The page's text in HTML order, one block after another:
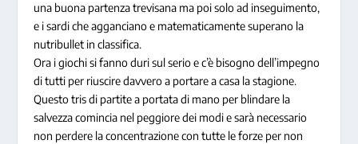
una buona partenza trevisana ma poi solo ad inseguimento,
e i sardi che agganciano e matematicamente superano la
nutribullet in classifica.
Ora i giochi si fanno duri sul serio e c’è bisogno dell’impegno
di tutti per riuscire davvero a portare a casa la stagione.
Questo tris di partite a portata di mano per blindare la
salvezza comincia nel peggiore dei modi e sarà necessario
non perdere la concentrazione con tutte le forze per non